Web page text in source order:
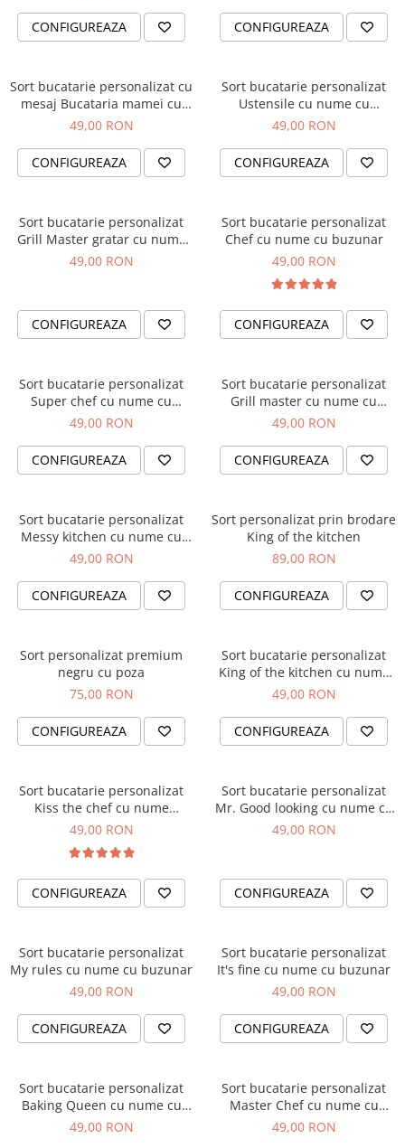
Decoratiuni Paste
Insigne / Brose
Agende A5
Agende A6
Print personalizat
Invitatii personalizate
Printare poze
Martisoare
Articole pentru copii
Stickere
Trofee
Brelocuri din Inox
Cercei din lemn
Accesorii de Bucatarie
Personalizate
Tocatoare Personalizate
Manusi Personalizate
Ustensile de bucatarie
Accesorii pentru Bauturi
Personalizate
Termosuri Personalizate
Shaker, Plosca
Personalizate
Vinuri Personalizate
Accesorii de Birou
Globuri de Birou
Agende A5
Agende A6
Planner / Jurnal
Ceasuri Personalizate
Calendare Personalizate
Tablouri Personalizate
CONFIGUREAZA CONFIGUREAZA
Sort bucatarie personalizat cu
mesaj Bucataria mamei cu
buzunar
49,00 RON
CONFIGUREAZA
Sort bucatarie personalizat
Ustensile cu nume cu
buzunar
49,00 RON
CONFIGUREAZA
Sort bucatarie personalizat
Grill Master gratar cu nume
cu buzunar
49,00 RON
CONFIGUREAZA
Sort bucatarie personalizat
Chef cu nume cu buzunar
49,00 RON
CONFIGUREAZA
Sort bucatarie personalizat
Super chef cu nume cu
buzunar
49,00 RON
CONFIGUREAZA
Sort bucatarie personalizat
Grill master cu nume cu
buzunar
49,00 RON
CONFIGUREAZA
Sort bucatarie personalizat
Messy kitchen cu nume cu
buzunar
49,00 RON
CONFIGUREAZA
Sort personalizat prin brodare
King of the kitchen
89,00 RON
CONFIGUREAZA
Sort personalizat premium
negru cu poza
75,00 RON
CONFIGUREAZA
Sort bucatarie personalizat
King of the kitchen cu nume
cu buzunar
49,00 RON
CONFIGUREAZA
Sort bucatarie personalizat
Kiss the chef cu nume
marime universala cu
49,00 RON
CONFIGUREAZA
Sort bucatarie personalizat
Mr. Good looking cu nume cu
buzunar
49,00 RON
CONFIGUREAZA
Sort bucatarie personalizat
My rules cu nume cu buzunar
49,00 RON
CONFIGUREAZA
Sort bucatarie personalizat
It's fine cu nume cu buzunar
49,00 RON
CONFIGUREAZA
Sort bucatarie personalizat
Baking Queen cu nume cu
buzunar
49,00 RON
Sort bucatarie personalizat
Master Chef cu nume cu
buzunar
49,00 RON